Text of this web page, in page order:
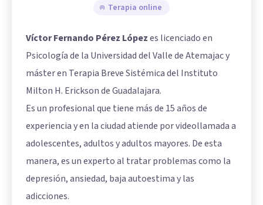
Terapia online
Víctor Fernando Pérez Lópezes licenciado en
Psicología de la Universidad del Valle de Atemajac y
máster en Terapia Breve Sistémica del Instituto
Milton H. Erickson de Guadalajara.
Es un profesional que tiene más de 15 años de
experiencia y en la ciudad atiende por videollamada a
adolescentes, adultos y adultos mayores. De esta
manera, es un experto al tratar problemas como la
depresión, ansiedad, baja autoestima y las
adicciones.